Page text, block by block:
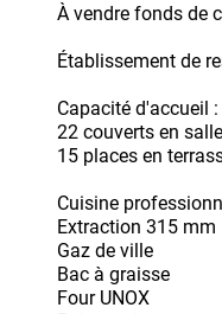
À vendre fonds de
Établissement de
Capacité d'accueil :
22 couverts en salle
15 places en
Cuisine
Extraction 315 mm
Gaz de ville
Bac à graisse
Four UNOX